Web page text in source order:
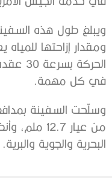
في كل مهمة.
من عيار
البحرية والجوية والبرية.